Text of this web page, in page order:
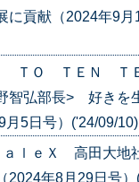
に貢献（2024年9
ＴＯ ＴＥＮ Ｔ
智弘部長> 好きを
月5日号）('24/09/10)
ａｌｅＸ 高田大地
2024年8月29日号